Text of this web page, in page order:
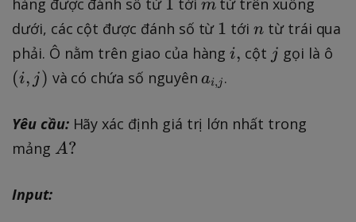
hàng được đánh số từ
tới mtừ trên xuống
dưới, các cột được đánh số từ 1
1 tớin
n từ trái qua
phải. Ô nằm trên giao của hàngi
i, cột j
j gọi là ô
(i, j) và có chứa số nguyêna
{
ai,j .
Yêu cầu:Hãy xác định giá trị lớn nhất trong
mảng A
A?
Input: